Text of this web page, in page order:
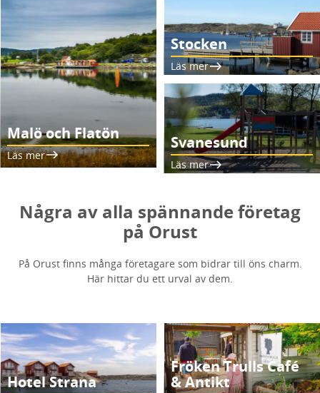
Malö och Flatön
Läs mer
Stocken
Läs mer
Svanesund
Läs mer
Några av alla spännande företag
på Orust
På Orust finns många företagare som bidrar till öns charm.
Här hittar du ett urval av dem.
Hotel Strana
Fröken Trulls Café
& Antikt